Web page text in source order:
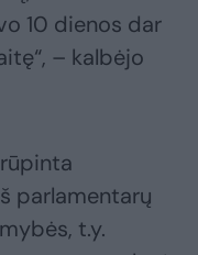
10 dienos dar
– kalbėjo
parlamentarų
t.y.